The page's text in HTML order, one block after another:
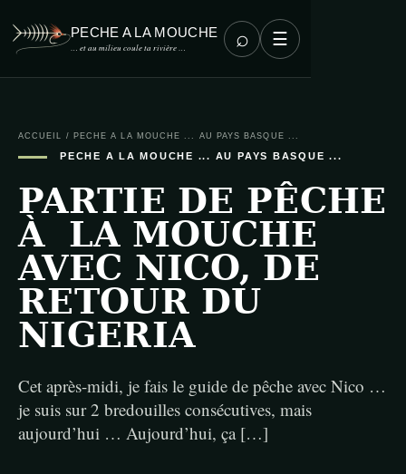
PECHE A LA MOUCHE
… et au milieu coule ta rivière … ⌕ ☰
ACCUEIL / PECHE A LA MOUCHE ... AU PAYS BASQUE ...
PECHE A LA MOUCHE ... AU PAYS BASQUE ...
PARTIE DE PÊCHE
À LA MOUCHE
AVEC NICO, DE
RETOUR DU
NIGERIA
Cet après-midi, je fais le guide de pêche avec Nico …
je suis sur 2 bredouilles consécutives, mais
aujourd’hui … Aujourd’hui, ça […]